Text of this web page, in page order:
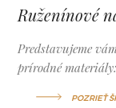
Ruženínové
Predstavujeme
prírodné
POZRIEŤ